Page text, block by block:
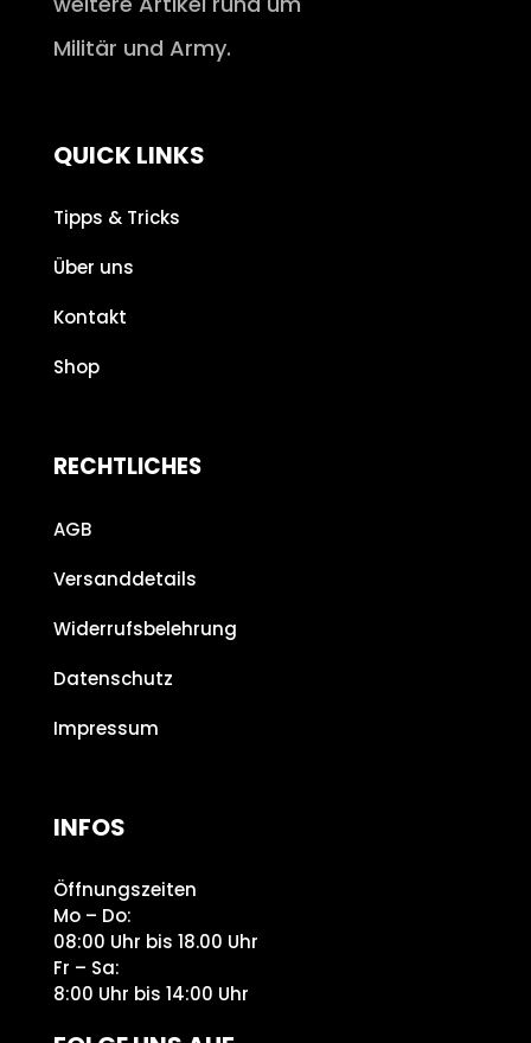
Militär und Army.
QUICK LINKS
Tipps & Tricks
Über uns
Kontakt
Shop
RECHTLICHES
AGB
Versanddetails
Widerrufsbelehrung
Datenschutz
Impressum
INFOS
Öffnungszeiten
Mo – Do:
08:00 Uhr bis 18.00 Uhr
Fr – Sa:
8:00 Uhr bis 14:00 Uhr